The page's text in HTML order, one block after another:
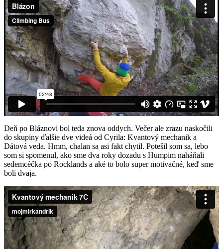
Deň po Bláznovi bol teda znova oddych. Večer ale zrazu naskočili
do skupiny ďalšie dve videá od Cyrila: Kvantový mechanik a
Dátová veda. Hmm, chalan sa asi fakt chytil. Potešil som sa, lebo
som si spomenul, ako sme dva roky dozadu s Humpim naháňali
sedemcéčka po Rocklands a aké to bolo super motivačné, keď sme
boli dvaja.